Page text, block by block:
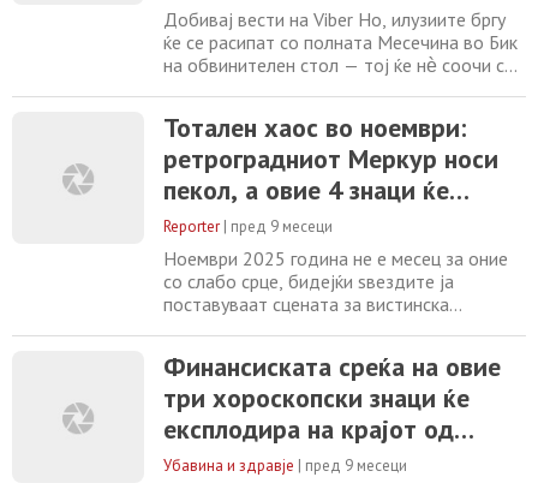
Добивај вести на Viber Но, илузиите бргу
ќе се расипат со полната Месечина во Бик
на обвинителен стол — тој ќе нѐ соочи со
Венера влегува во интензивниот знак
Шкорпија и продлабочува односи, ја буди
страста, посесивноста и тајните кои не
можат веќе да останат скриени.
Централниот
Тотален хаос во ноември:
ретроградниот Меркур носи
пекол, а овие 4 знаци ќе
доживеат судбоносен пресврт
Reporter | пред 9 месеци
Ноември 2025 година не е месец за оние
со слабо срце, бидејќи ѕвездите ја
поставуваат сцената за вистинска
биде запалена од самиот почеток од
Марс, планетата на акцијата, кој влегува
во авантуристичкиот Стрелец,
принудувајќи нè да преземеме ризици и да
се откажеме од сè што
Финансиската среќа на овие
три хороскопски знаци ќе
експлодира на крајот од
годината
Убавина и здравје | пред 9 месеци